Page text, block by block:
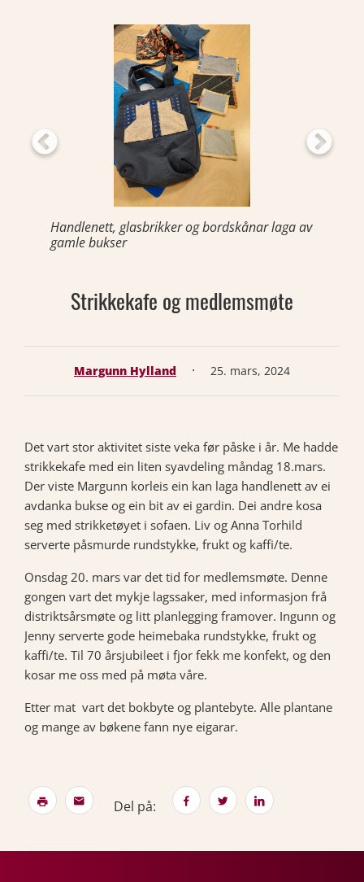
Handlenett, glasbrikker og bordskånar laga av
gamle bukser
Strikkekafe og medlemsmøte
Margunn Hylland · 25. mars, 2024
Det vart stor aktivitet siste veka før påske i år. Me hadde
strikkekafe med ein liten syavdeling måndag 18.mars.
Der viste Margunn korleis ein kan laga handlenett av ei
avdanka bukse og ein bit av ei gardin. Dei andre kosa
seg med strikketøyet i sofaen. Liv og Anna Torhild
serverte påsmurde rundstykke, frukt og kaffi/te.
Onsdag 20. mars var det tid for medlemsmøte. Denne
gongen vart det mykje lagssaker, med informasjon frå
distriktsårsmøte og litt planlegging framover. Ingunn og
Jenny serverte gode heimebaka rundstykke, frukt og
kaffi/te. Til 70 årsjubileet i fjor fekk me konfekt, og den
kosar me oss med på møta våre.
Etter mat vart det bokbyte og plantebyte. Alle plantane
og mange av bøkene fann nye eigarar.
Del på: